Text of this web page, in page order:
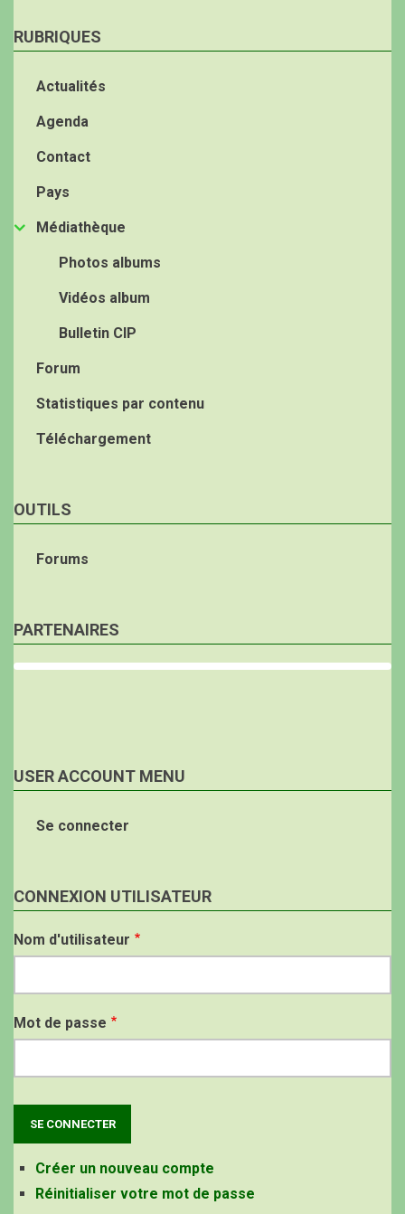
RUBRIQUES
Actualités
Agenda
Contact
Pays
Médiathèque
Photos albums
Vidéos album
Bulletin CIP
Forum
Statistiques par contenu
Téléchargement
OUTILS
Forums
PARTENAIRES
USER ACCOUNT MENU
Se connecter
CONNEXION UTILISATEUR
Nom d'utilisateur
Mot de passe
Créer un nouveau compte
Réinitialiser votre mot de passe